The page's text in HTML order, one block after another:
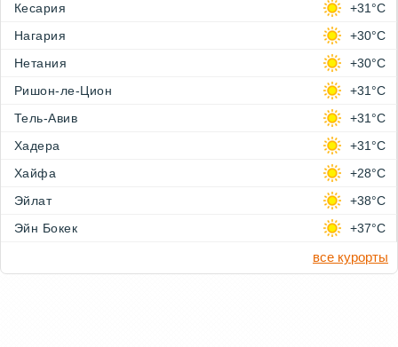
Кесария
+31°C
Нагария
+30°C
Нетания
+30°C
Ришон-ле-Цион
+31°C
Тель-Авив
+31°C
Хадера
+31°C
Хайфа
+28°C
Эйлат
+38°C
Эйн Бокек
+37°C
все курорты